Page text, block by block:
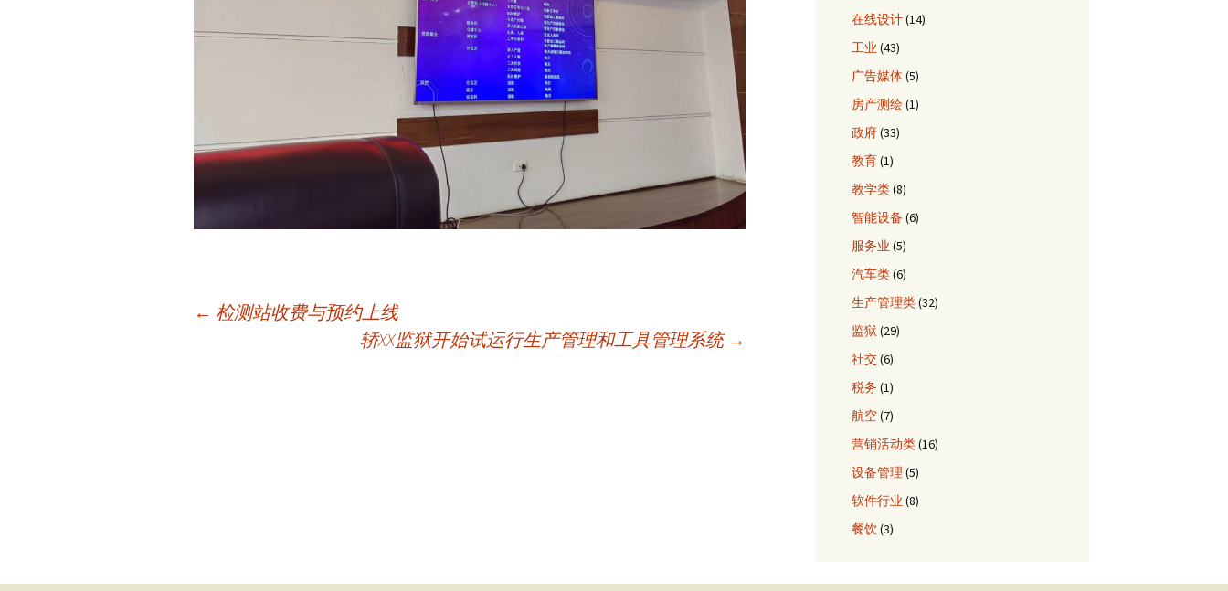
← 检测站收费与预约上线
轿XX监狱开始试运行生产管理和工具管理系统 →
在线设计(14)
工业 (43)
广告媒体(5)
房产测绘(1)
政府(33)
教育(1)
教学类(8)
智能设备 (6)
服务业 (5)
汽车类(6)
生产管理类(32)
监狱 (29)
社交(6)
税务 (1)
航空(7)
营销活动类(16)
设备管理 (5)
软件行业 (8)
餐饮(3)